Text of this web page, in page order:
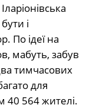
і
По ідеї на
мабуть, забув
тимчасових
для
40 564 жителі.